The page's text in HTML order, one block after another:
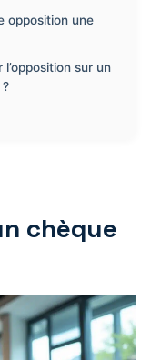
opposition une
sur un
chèque